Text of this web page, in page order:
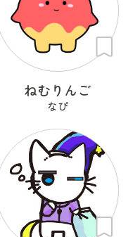
ねむりんご
なぴ